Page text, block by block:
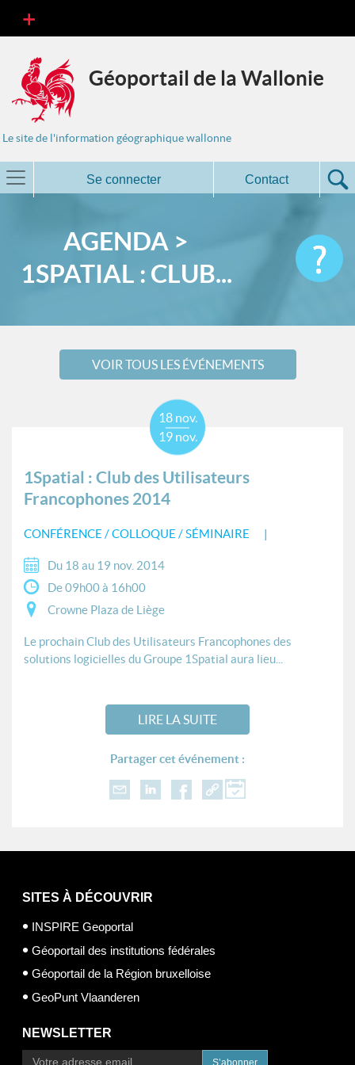
Géoportail de la Wallonie
Le site de l'information géographique wallonne
Se connecter Contact
AGENDA >
1SPATIAL : CLUB...
VOIR TOUS LES ÉVÉNEMENTS
1Spatial : Club des Utilisateurs
Francophones 2014
CONFÉRENCE / COLLOQUE / SÉMINAIRE
18 nov.
19 nov.
Du 18 au 19 nov. 2014
De 09h00 à 16h00
Crowne Plaza de Liège
Le prochain Club des Utilisateurs Francophones des
solutions logicielles du Groupe 1Spatial aura lieu...
LIRE LA SUITE
Partager cet événement :
SITES À DÉCOUVRIR
INSPIRE Geoportal
Géoportail des institutions fédérales
Géoportail de la Région bruxelloise
GeoPunt Vlaanderen
NEWSLETTER
S’abonner